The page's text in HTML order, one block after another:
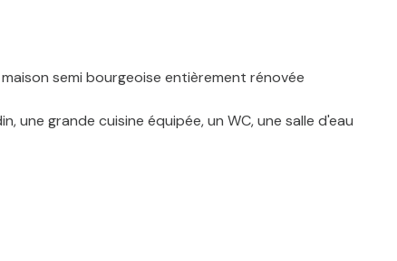
maison semi bourgeoise entièrement rénovée
une grande cuisine équipée, un WC, une salle d'eau